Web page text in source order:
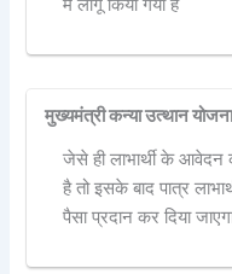
मुख्यमंत्री कन्या उत्थान
जेसे ही लाभार्थी के आवेदन
है तो इसके बाद पात्र
पैसा प्रदान कर दिया